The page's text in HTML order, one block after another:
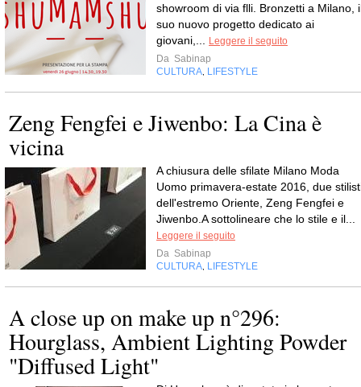
showroom di via flli. Bronzetti a Milano,
suo nuovo progetto dedicato ai
giovani,...
Leggere il seguito
Da Sabinap
CULTURA LIFESTYLE
Zeng Fengfei e Jiwenbo: La Cina è
vicina
A chiusura delle sfilate Milano Moda
Uomo primavera-estate 2016, due
dell'estremo Oriente, Zeng Fengfei e
Jiwenbo.A sottolineare che lo stile e il...
Leggere il seguito
Da Sabinap
CULTURA LIFESTYLE
A close up on make up n°296:
Hourglass, Ambient Lighting Powder
"Diffused Light"